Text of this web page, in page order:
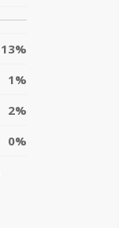
13%
1%
2%
0%